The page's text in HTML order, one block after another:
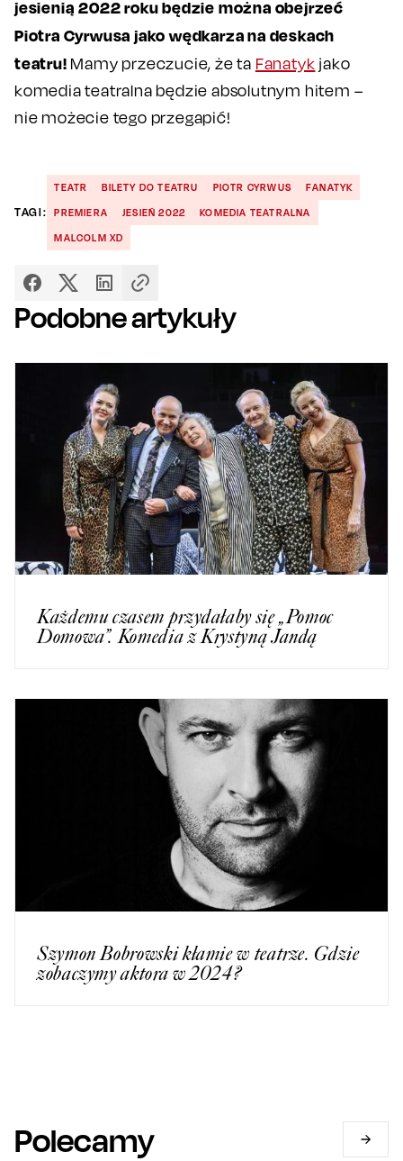
jesienią 2022 roku będzie można obejrzeć
Piotra Cyrwusa jako wędkarza na deskach
teatru! Mamy przeczucie, że ta Fanatyk jako
komedia teatralna będzie absolutnym hitem –
nie możecie tego przegapić!
TAGI:
TEATR BILETY DO TEATRU PIOTR CYRWUS
FANATYK
PREMIERA
JESIEŃ 2022
KOMEDIA TEATRALNA
MALCOLM XD
Podobne artykuły
Każdemu czasem przydałaby się „Pomoc
Domowa”. Komedia z Krystyną Jandą
Szymon Bobrowski kłamie w teatrze. Gdzie
zobaczymy aktora w 2024?
Polecamy